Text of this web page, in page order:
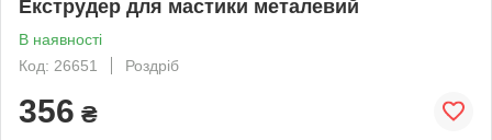
Екструдер для мастики металевий
В наявності
Код: 26651
Роздріб
356 ₴